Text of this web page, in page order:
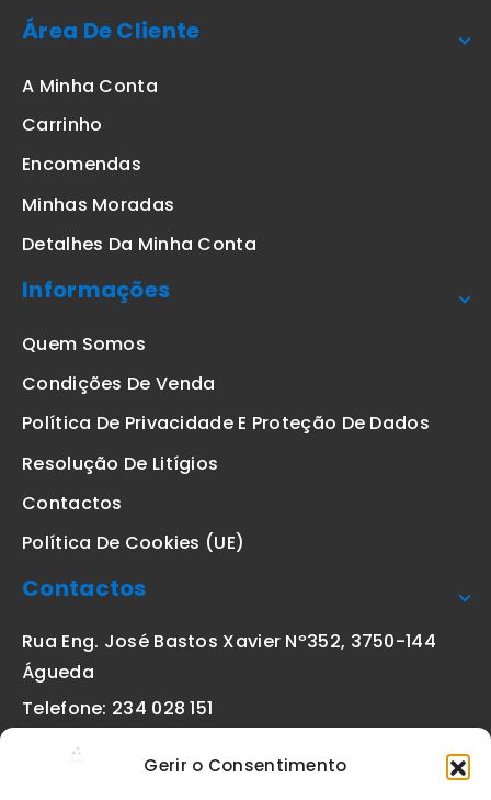
Gerir o Consentimento
Área De Cliente
A Minha Conta
Carrinho
Encomendas
Minhas Moradas
Detalhes Da Minha Conta
Informações
Quem Somos
Condições De Venda
Política De Privacidade E Proteção De Dados
Resolução De Litígios
Contactos
Política De Cookies (UE)
Contactos
Rua Eng. José Bastos Xavier Nº352, 3750-144
Águeda
Telefone: 234 028 151
geral@etiquetas-online.pt